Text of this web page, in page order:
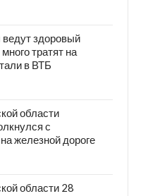
здоровый
тратят на
в ВТБ
области
с
железной дороге
области 28